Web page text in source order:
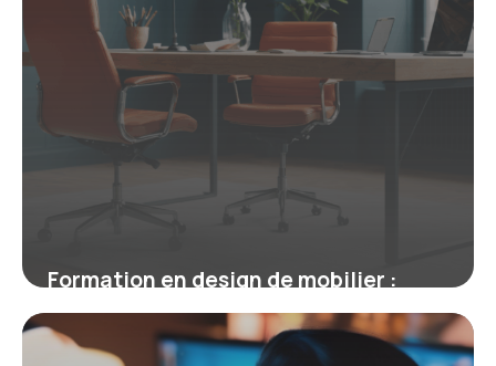
Formation en design de mobilier :
maîtrisez l’équilibre entre esthétique
et ergonomie